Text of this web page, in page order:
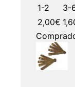
1-2
3-
2,00€